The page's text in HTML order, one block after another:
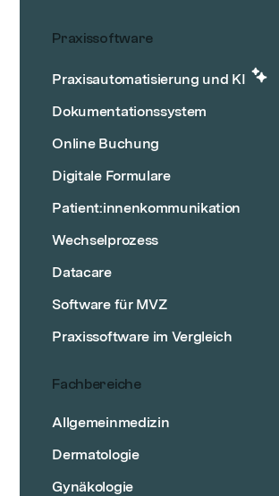
Praxissoftware
Praxisautomatisierung und KI
Dokumentationssystem
Online Buchung
Digitale Formulare
Patient:innenkommunikation
Wechselprozess
Datacare
Software für MVZ
Praxissoftware im Vergleich
Fachbereiche
Allgemeinmedizin
Dermatologie
Gynäkologie